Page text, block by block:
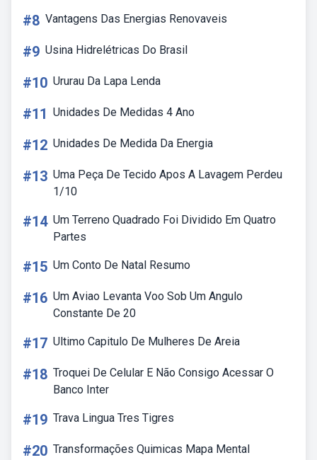
#8 Vantagens Das Energias Renovaveis
#9 Usina Hidrelétricas Do Brasil
#10 Ururau Da Lapa Lenda
#11 Unidades De Medidas 4 Ano
#12 Unidades De Medida Da Energia
#13 Uma Peça De Tecido Apos A Lavagem Perdeu
1/10
#14 Um Terreno Quadrado Foi Dividido Em Quatro
Partes
#15 Um Conto De Natal Resumo
#16 Um Aviao Levanta Voo Sob Um Angulo
Constante De 20
#17 Ultimo Capitulo De Mulheres De Areia
#18 Troquei De Celular E Não Consigo Acessar O
Banco Inter
#19 Trava Lingua Tres Tigres
#20 Transformações Quimicas Mapa Mental